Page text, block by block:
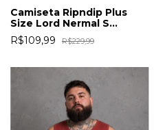
Camiseta Ripndip Plus
Size Lord Nermal S
Thompson Pocket Preta
R$109,99 R$229,99